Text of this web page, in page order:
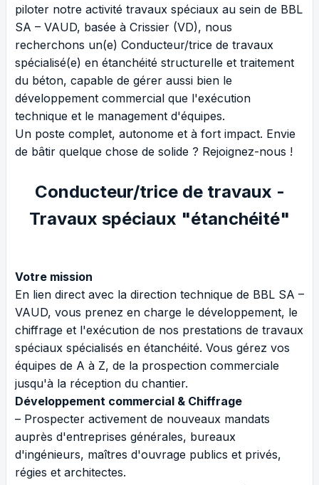
piloter notre activité travaux spéciaux au sein de BBL
SA – VAUD, basée à Crissier (VD), nous
recherchons un(e) Conducteur/trice de travaux
spécialisé(e) en étanchéité structurelle et traitement
du béton, capable de gérer aussi bien le
développement commercial que l'exécution
technique et le management d'équipes.
Un poste complet, autonome et à fort impact. Envie
de bâtir quelque chose de solide ? Rejoignez-nous !
Conducteur/trice de travaux -
Travaux spéciaux "étanchéité"
Votre mission
En lien direct avec la direction technique de BBL SA –
VAUD, vous prenez en charge le développement, le
chiffrage et l'exécution de nos prestations de travaux
spéciaux spécialisés en étanchéité. Vous gérez vos
équipes de A à Z, de la prospection commerciale
jusqu'à la réception du chantier.
Développement commercial & Chiffrage
– Prospecter activement de nouveaux mandats
auprès d'entreprises générales, bureaux
d'ingénieurs, maîtres d'ouvrage publics et privés,
régies et architectes.